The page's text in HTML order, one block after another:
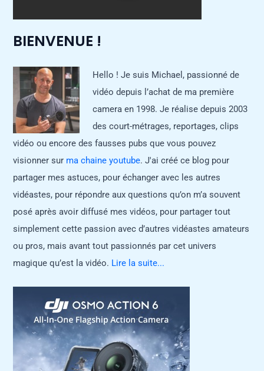
BIENVENUE !
Hello ! Je suis Michael, passionné de
vidéo depuis l’achat de ma première
camera en 1998. Je réalise depuis 2003
des court-métrages, reportages, clips
vidéo ou encore des fausses pubs que vous pouvez
visionner sur ma chaine youtube. J'ai créé ce blog pour
partager mes astuces, pour échanger avec les autres
vidéastes, pour répondre aux questions qu’on m’a souvent
posé après avoir diffusé mes vidéos, pour partager tout
simplement cette passion avec d’autres vidéastes amateurs
ou pros, mais avant tout passionnés par cet univers
magique qu’est la vidéo. Lire la suite...